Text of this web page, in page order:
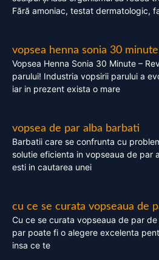
Fără amoniac, testat dermatologic,
vopsea henna sonia 30 minute
Vopsea Henna Sonia 30 Minute –
parului! Industria vopsirii parului a
iar in prezent exista o mare
vopsea de par alba barbati
Barbatii care se confrunta cu
solutie eficienta in vopseaua de par
esti in cautarea unei
cu ce se curata vopseaua de
Cu ce se curata vopseaua de par
par poate fi o alegere excelenta
insa ce te